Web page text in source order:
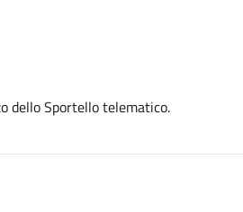
dello Sportello telematico.